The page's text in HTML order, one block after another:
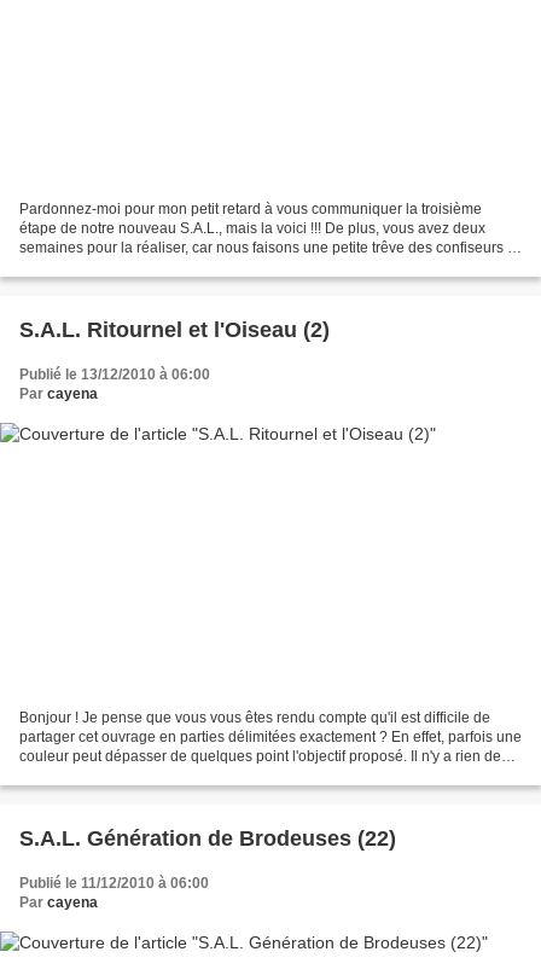
Pardonnez-moi pour mon petit retard à vous communiquer la troisième
étape de notre nouveau S.A.L., mais la voici !!! De plus, vous avez deux
semaines pour la réaliser, car nous faisons une petite trêve des confiseurs !
S.A.L. Ritournel et l'Oiseau (2)
Publié le 13/12/2010 à 06:00
Par cayena
Bonjour ! Je pense que vous vous êtes rendu compte qu'il est difficile de
partager cet ouvrage en parties délimitées exactement ? En effet, parfois une
couleur peut dépasser de quelques point l'objectif proposé. Il n'y a rien de
S.A.L. Génération de Brodeuses (22)
Publié le 11/12/2010 à 06:00
Par cayena